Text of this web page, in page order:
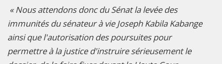
« Nous attendons donc du Sénat la levée des
immunités du sénateur à vie Joseph Kabila Kabange
ainsi que l'autorisation des poursuites pour
permettre à la justice d'instruire sérieusement le